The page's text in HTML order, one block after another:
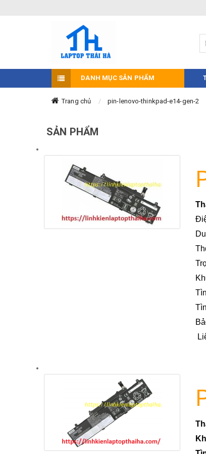
DANH MỤC SẢN PHẨM
Trang chủ pin-lenovo-thinkpad-e14-gen-2
SẢN PHẨM